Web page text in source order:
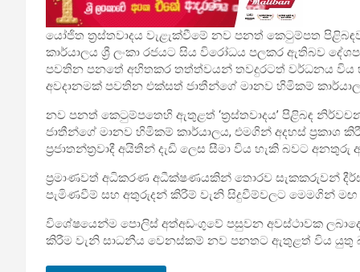
යෝජිත ත්‍රස්තවාදය වැළැක්වීමේ නව පනත් කෙටුම්පත
කාර්යාලය ශ්‍රී ලංකා රජයට සිය විරෝධය පලකර ඇතිබව
පවතින පනතේ අහිතකර තත්ත්වයන් තවදුරටත් වර්ධනය විය
අවදානමක් පවතින එක්සත් ජාතීන්ගේ මානව හිමිකම්
නව පනත් කෙටුම්පතෙහි ඇතුළත් ‘ත්‍රස්තවාදය’ පිළිබඳ
ජාතීන්ගේ මානව හිමිකම් කාර්යාලය, එමගින් අදහස් ප්‍රකාශ
ප්‍රජාතන්ත්‍රවාදී අයිතීන් දැඩි ලෙස සීමා විය හැකි බවට අනතුරු
ප්‍රමාණවත් අධිකරණ අධීක්ෂණයකින් තොරව සැකකරුවන් දීර්ඝ
පැමිණවීම් සහ අතුරුදන් කිරීම් වැනි සිදුවීම්වලට මෙමගින් මඟ
විශේෂයෙන්ම පොලිස් අත්අඩංගුවේ පසුවන අවස්ථාවක
කිරීම වැනි සාධනීය වෙනස්කම් නව පනතට ඇතුළත් විය යුතු